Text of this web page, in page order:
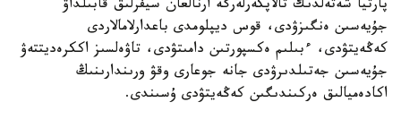
پارتيا شەتەلدىك تالاپكەرلەرگە ارنالعان سيفرلىق قابىلداۋ
جۇيەسىن ەنگىزۋدى، قوس ديپلومدى باعدارلامالاردى
كەڭەيتۋدى، ءبىلىم ەكسپورتىن دامىتۋدى، تاۋەلسىز اككرەديتتەۋ
جۇيەسىن جەتىلدىرۋدى جانە جوعارى وقۋ ورىندارىنىڭ
اكادەميالىق ەركىندىگىن كەڭەيتۋدى ۇسىندى.